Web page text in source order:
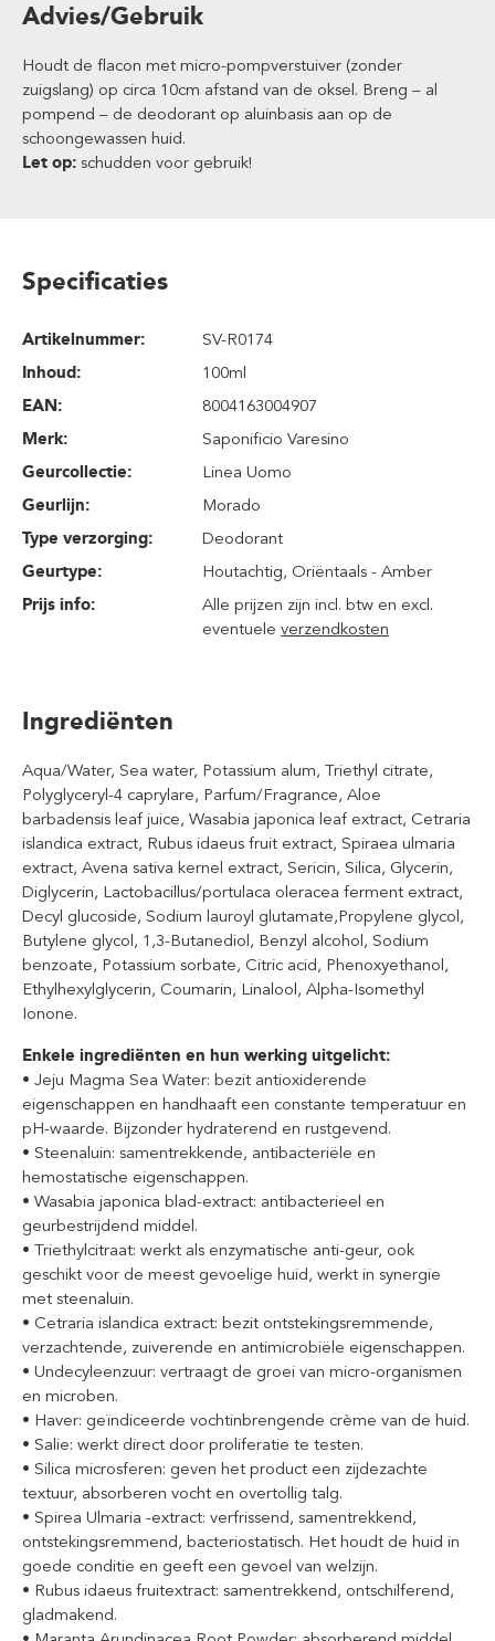
Advies/Gebruik
Houdt de flacon met micro-pompverstuiver (zonder
zuigslang) op circa 10cm afstand van de oksel. Breng – al
pompend – de deodorant op aluinbasis aan op de
schoongewassen huid.
Let op: schudden voor gebruik!
Specificaties
Artikelnummer:
SV-R0174
Inhoud:
100ml
EAN:
8004163004907
Merk:
Saponificio Varesino
Geurcollectie:
Linea Uomo
Geurlijn:
Morado
Type verzorging:
Deodorant
Geurtype:
Houtachtig, Oriëntaals - Amber
Prijs info:
Alle prijzen zijn incl. btw en excl.
eventueleverzendkosten
Ingrediënten
Aqua/Water, Sea water, Potassium alum, Triethyl citrate,
Polyglyceryl-4 caprylare, Parfum/Fragrance, Aloe
barbadensis leaf juice, Wasabia japonica leaf extract, Cetraria
islandica extract, Rubus idaeus fruit extract, Spiraea ulmaria
extract, Avena sativa kernel extract, Sericin, Silica, Glycerin,
Diglycerin, Lactobacillus/portulaca oleracea ferment extract,
Decyl glucoside, Sodium lauroyl glutamate,Propylene glycol,
Butylene glycol, 1,3-Butanediol, Benzyl alcohol, Sodium
benzoate, Potassium sorbate, Citric acid, Phenoxyethanol,
Ethylhexylglycerin, Coumarin, Linalool, Alpha-Isomethyl
Ionone.
Enkele ingrediënten en hun werking uitgelicht:
• Jeju Magma Sea Water: bezit antioxiderende
eigenschappen en handhaaft een constante temperatuur en
pH-waarde. Bijzonder hydraterend en rustgevend.
• Steenaluin: samentrekkende, antibacteriële en
hemostatische eigenschappen.
• Wasabia japonica blad-extract: antibacterieel en
geurbestrijdend middel.
• Triethylcitraat: werkt als enzymatische anti-geur, ook
geschikt voor de meest gevoelige huid, werkt in synergie
met steenaluin.
• Cetraria islandica extract: bezit ontstekingsremmende,
verzachtende, zuiverende en antimicrobiële eigenschappen.
• Undecyleenzuur: vertraagt de groei van micro-organismen
en microben.
• Haver: geïndiceerde vochtinbrengende crème van de huid.
• Salie: werkt direct door proliferatie te testen.
• Silica microsferen: geven het product een zijdezachte
textuur, absorberen vocht en overtollig talg.
• Spirea Ulmaria -extract: verfrissend, samentrekkend,
ontstekingsremmend, bacteriostatisch. Het houdt de huid in
goede conditie en geeft een gevoel van welzijn.
• Rubus idaeus fruitextract: samentrekkend, ontschilferend,
gladmakend.